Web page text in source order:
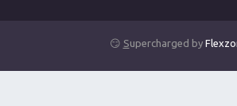
😏 Supercharged by